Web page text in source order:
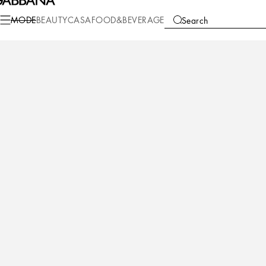
MODEBEAUTYCASA FOOD&BEVERAGE Search
Mode Herren